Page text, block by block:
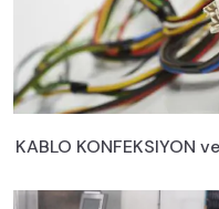
KABLO KONFEKSIYON